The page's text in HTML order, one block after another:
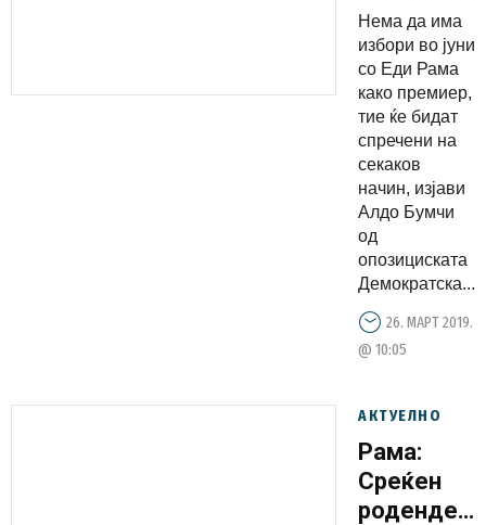
Рама како
премиер
Нема да има
избори во јуни
со Еди Рама
како премиер,
тие ќе бидат
спречени на
секаков
начин, изјави
Алдо Бумчи
од
опозициската
Демократска...
26. МАРТ 2019.
@ 10:05
АКТУЕЛНО
Рама:
Среќен
роденден